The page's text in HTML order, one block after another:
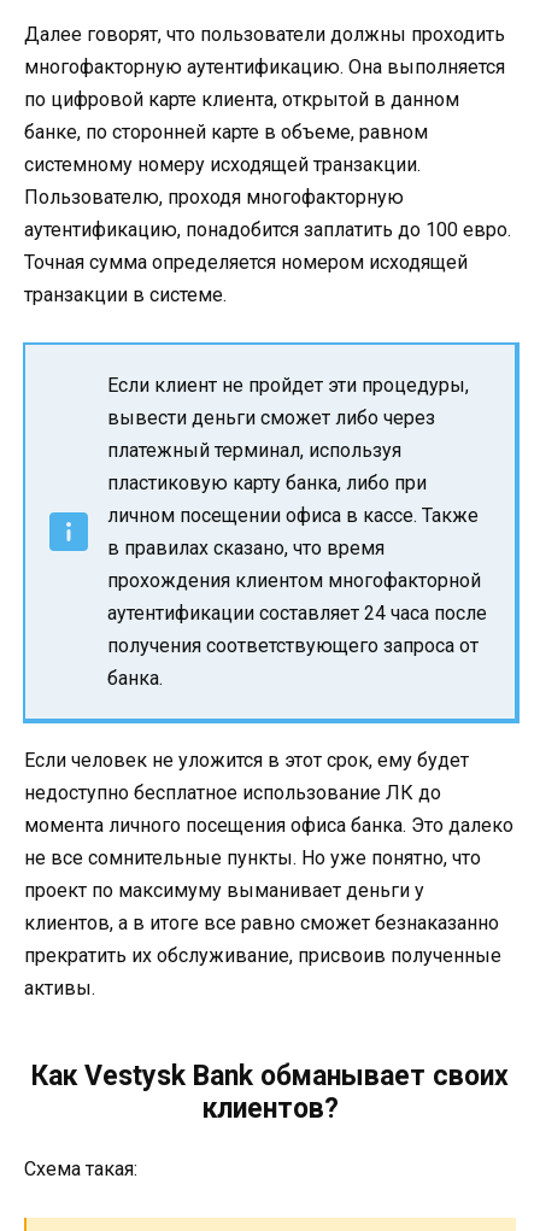
Далее говорят, что пользователи должны проходить
многофакторную аутентификацию. Она выполняется
по цифровой карте клиента, открытой в данном
банке, по сторонней карте в объеме, равном
системному номеру исходящей транзакции.
Пользователю, проходя многофакторную
аутентификацию, понадобится заплатить до 100 евро.
Точная сумма определяется номером исходящей
транзакции в системе.
Если клиент не пройдет эти процедуры,
вывести деньги сможет либо через
платежный терминал, используя
пластиковую карту банка, либо при
личном посещении офиса в кассе. Также
в правилах сказано, что время
прохождения клиентом многофакторной
аутентификации составляет 24 часа после
получения соответствующего запроса от
банка.
Если человек не уложится в этот срок, ему будет
недоступно бесплатное использование ЛК до
момента личного посещения офиса банка. Это далеко
не все сомнительные пункты. Но уже понятно, что
проект по максимуму выманивает деньги у
клиентов, а в итоге все равно сможет безнаказанно
прекратить их обслуживание, присвоив полученные
активы.
Как Vestysk Bank обманывает своих
клиентов?
Схема такая: